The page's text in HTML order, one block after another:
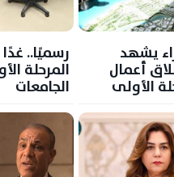
يشهد
أعمال
الأولى
رسميًا.. غدًا
المرحلة
الجامعات